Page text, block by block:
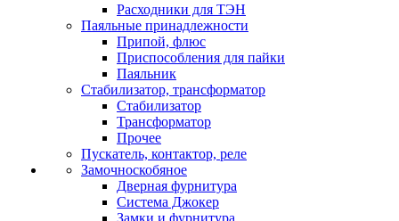
Расходники для ТЭН
Паяльные принадлежности
Припой, флюс
Приспособления для пайки
Паяльник
Стабилизатор, трансформатор
Стабилизатор
Трансформатор
Прочее
Пускатель, контактор, реле
Замочноскобяное
Дверная фурнитура
Система Джокер
Замки и фурнитура